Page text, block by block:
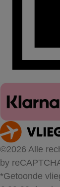
©2026 Alle
by
*Getoonde